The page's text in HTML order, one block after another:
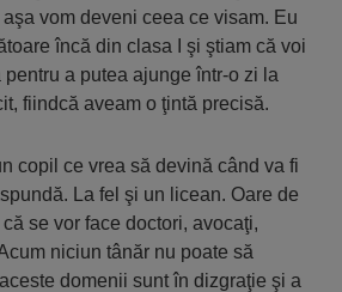
vom deveni ceea ce visam. Eu
încă din clasa I şi ştiam că voi
a putea ajunge într-o zi la
fiindcă aveam o ţintă precisă.
copil ce vrea să devină când va fi
La fel şi un licean. Oare de
se vor face doctori, avocaţi,
niciun tânăr nu poate să
domenii sunt în dizgraţie şi a